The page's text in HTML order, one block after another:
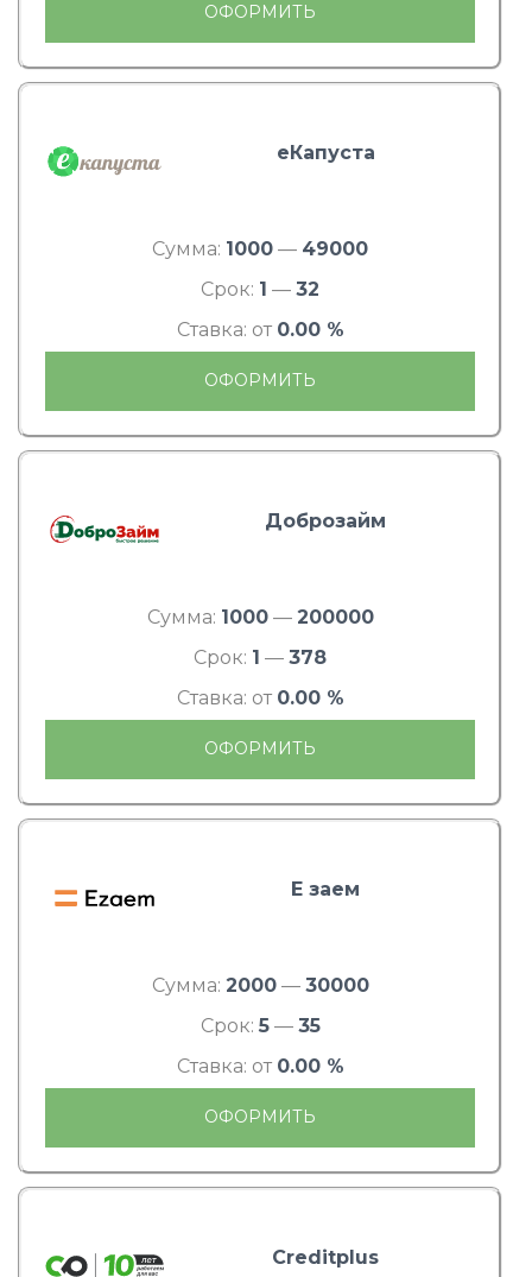
ОФОРМИТЬ
еКапуста
Сумма: 1000 — 49000
Срок: 1 — 32
Ставка: от 0.00 %
ОФОРМИТЬ
Доброзайм
Сумма: 1000— 200000
Срок: 1 — 378
Ставка: от 0.00 %
ОФОРМИТЬ
Е заем
Сумма: 2000— 30000
Срок: 5— 35
Ставка: от 0.00 %
ОФОРМИТЬ
Creditplus